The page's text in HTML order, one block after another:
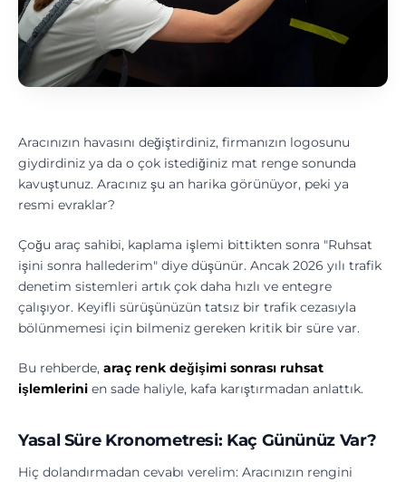
Aracınızın havasını değiştirdiniz, firmanızın logosunu
giydirdiniz ya da o çok istediğiniz mat renge sonunda
kavuştunuz. Aracınız şu an harika görünüyor, peki ya
resmi evraklar?
Çoğu araç sahibi, kaplama işlemi bittikten sonra "Ruhsat
işini sonra hallederim" diye düşünür. Ancak 2026 yılı trafik
denetim sistemleri artık çok daha hızlı ve entegre
çalışıyor. Keyifli sürüşünüzün tatsız bir trafik cezasıyla
bölünmemesi için bilmeniz gereken kritik bir süre var.
Bu rehberde, araç renk değişimi sonrası ruhsat
işlemlerini en sade haliyle, kafa karıştırmadan anlattık.
Yasal Süre Kronometresi: Kaç Gününüz Var?
Hiç dolandırmadan cevabı verelim: Aracınızın rengini